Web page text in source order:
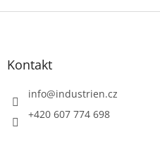
Z
Kontakt
info@industrien.cz
+420 607 774 698